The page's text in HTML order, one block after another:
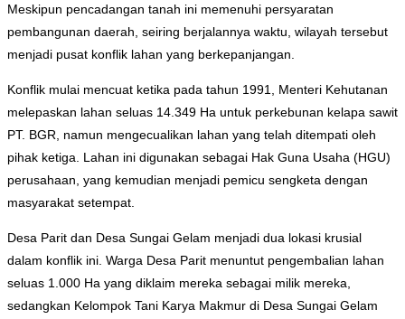
Meskipun pencadangan tanah ini memenuhi persyaratan
pembangunan daerah, seiring berjalannya waktu, wilayah tersebut
menjadi pusat konflik lahan yang berkepanjangan.
Konflik mulai mencuat ketika pada tahun 1991, Menteri Kehutanan
melepaskan lahan seluas 14.349 Ha untuk perkebunan kelapa sawit
PT. BGR, namun mengecualikan lahan yang telah ditempati oleh
pihak ketiga. Lahan ini digunakan sebagai Hak Guna Usaha (HGU)
perusahaan, yang kemudian menjadi pemicu sengketa dengan
masyarakat setempat.
Desa Parit dan Desa Sungai Gelam menjadi dua lokasi krusial
dalam konflik ini. Warga Desa Parit menuntut pengembalian lahan
seluas 1.000 Ha yang diklaim mereka sebagai milik mereka,
sedangkan Kelompok Tani Karya Makmur di Desa Sungai Gelam